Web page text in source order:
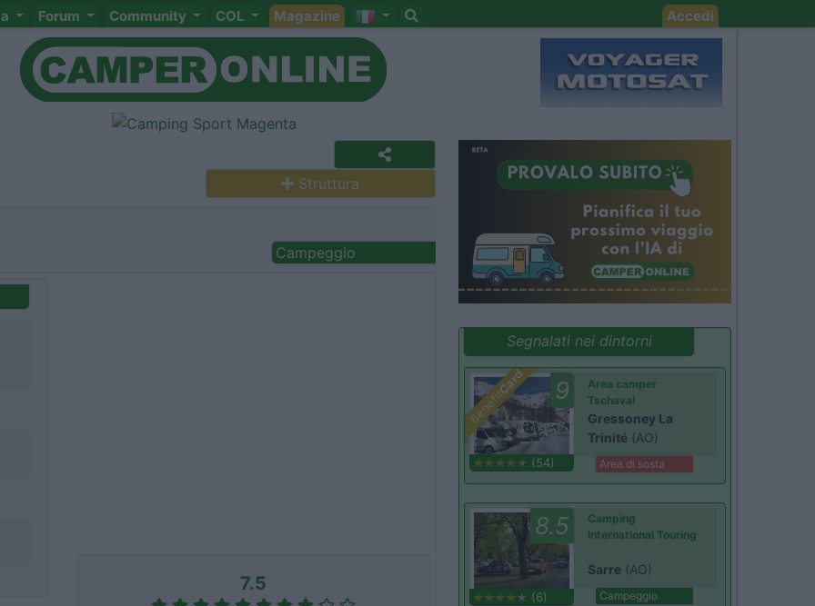
Forum Community COL Magazine Accedi
Struttura
Campeggio
7.5
Segnalati nei dintorni
Benefit
Card 9
(54)
Area camper
Tschaval
Gressoney La
Trinité (AO)
Area di sosta
8.5
(6)
Camping
International Touring
Sarre (AO)
Campeggio